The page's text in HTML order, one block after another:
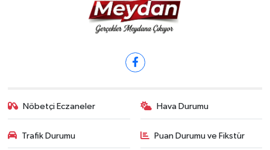
Nöbetçi Eczaneler Hava Durumu
Trafik Durumu Puan Durumu ve Fikstür